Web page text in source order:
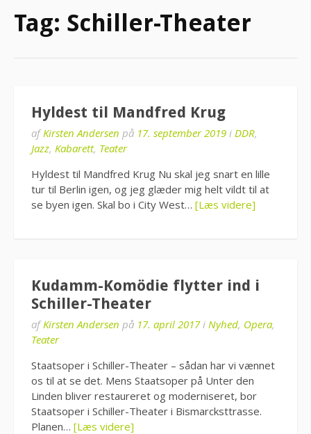
Tag: Schiller-Theater
Hyldest til Mandfred Krug
afKirsten Andersen på 17. september 2019 i DDR,
Jazz, Kabarett, Teater
Hyldest til Mandfred Krug Nu skal jeg snart en lille
tur til Berlin igen, og jeg glæder mig helt vildt til at
se byen igen. Skal bo i City West… [Læs videre]
Kudamm-Komödie flytter ind i
Schiller-Theater
afKirsten Andersen på 17. april 2017i Nyhed, Opera,
Teater
Staatsoper i Schiller-Theater – sådan har vi vænnet
os til at se det. Mens Staatsoper på Unter den
Linden bliver restaureret og moderniseret, bor
Staatsoper i Schiller-Theater i Bismarcksttrasse.
Planen… [Læs videre]